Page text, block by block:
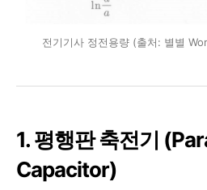
전기기사 정전용량 (출처: 별별
1. 평행판 축전기
Capacitor)